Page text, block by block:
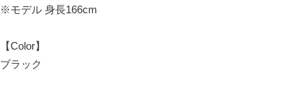
※モデル 身長166cm
【Color】
ブラック